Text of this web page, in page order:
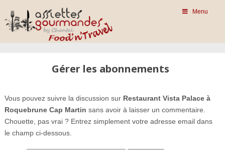
Menu
Gérer les abonnements
Vous pouvez suivre la discussion sur Restaurant Vista Palace à
Roquebrune Cap Martin sans avoir à laisser un commentaire.
Chouette, pas vrai ? Entrez simplement votre adresse email dans
le champ ci-dessous.